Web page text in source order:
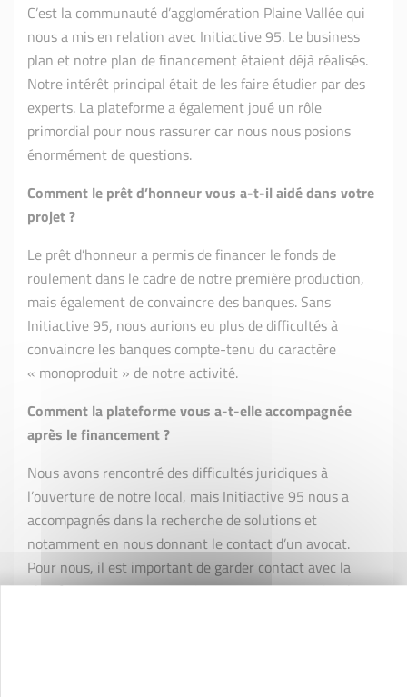
C’est la communauté d’agglomération Plaine Vallée qui
nous a mis en relation avec Initiactive 95. Le business
plan et notre plan de financement étaient déjà réalisés.
Notre intérêt principal était de les faire étudier par des
experts. La plateforme a également joué un rôle
primordial pour nous rassurer car nous nous posions
énormément de questions.
Comment le prêt d’honneur vous a-t-il aidé dans votre
projet ?
Le prêt d’honneur a permis de financer le fonds de
roulement dans le cadre de notre première production,
mais également de convaincre des banques. Sans
Initiactive 95, nous aurions eu plus de difficultés à
convaincre les banques compte-tenu du caractère
« monoproduit » de notre activité.
Comment la plateforme vous a-t-elle accompagnée
après le financement ?
Nous avons rencontré des difficultés juridiques à
l’ouverture de notre local, mais Initiactive 95 nous a
accompagnés dans la recherche de solutions et
notamment en nous donnant le contact d’un avocat.
Pour nous, il est important de garder contact avec la
plateforme pour son expertise sur notre entreprise, le